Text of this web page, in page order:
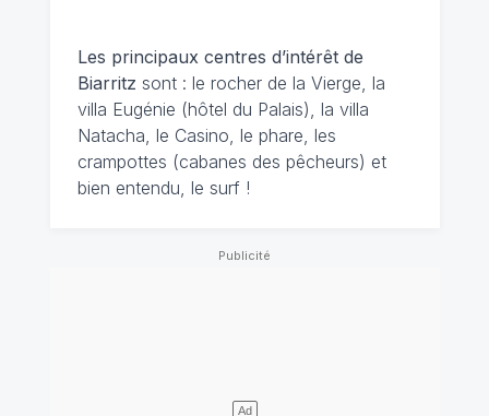
Les principaux centres d’intérêt de
Biarritz sont : le rocher de la Vierge, la
villa Eugénie (hôtel du Palais), la villa
Natacha, le Casino, le phare, les
crampottes (cabanes des pêcheurs) et
bien entendu, le surf !